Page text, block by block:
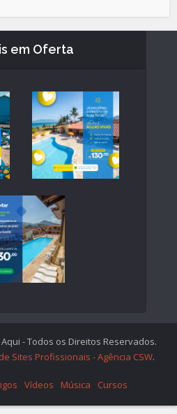
em Oferta
- Todos os Direitos Reservados.
Sites Profissionais - Agência CSW.
Vídeos Música Cursos